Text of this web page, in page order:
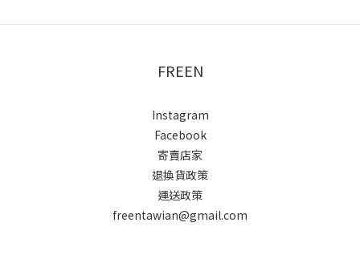
FREEN
Instagram
Facebook
寄賣店家
退換貨政策
運送政策
freentawian@gmail.com